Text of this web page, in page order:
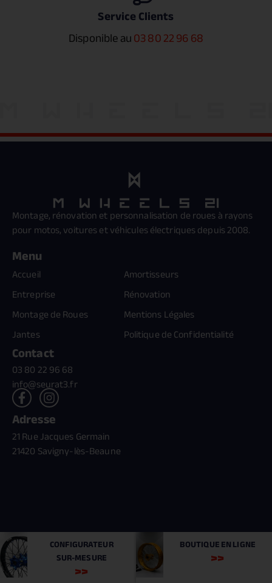
Service Clients
Disponible au03 80 22 96 68
Montage, rénovation et personnalisation de roues à rayons
pour motos, voitures et véhicules électriques depuis 2008.
Menu
Accueil
Entreprise
Montage de Roues
Jantes
Amortisseurs
Rénovation
Mentions Légales
Politique de Confidentialité
Contact
03 80 22 96 68
info@seurat3.fr
Adresse
21 Rue Jacques Germain
21420 Savigny-lès-Beaune
Création // benn.fr& Référencement // monsieur-motcle.com
CONFIGURATEUR
SUR-MESURE
BOUTIQUEEN LIGNE